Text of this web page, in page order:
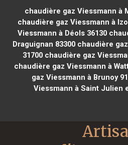
chaudière gaz Viessmann à
chaudière gaz Viessmann à
Viessmann à Déols 36130
Draguignan 83300 chaudière
31700 chaudière gaz
chaudière gaz Viessmann à
gaz Viessmann à Brunoy
Viessmann à Saint Julien